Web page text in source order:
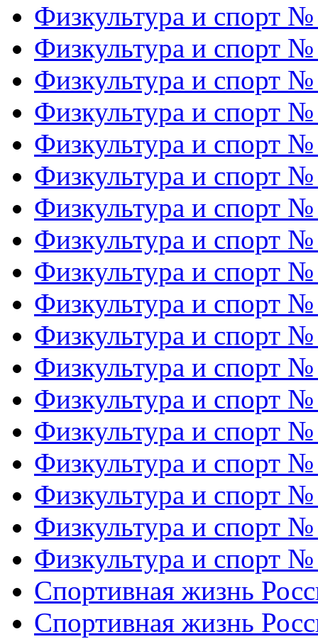
Физкультура и спорт
Физкультура и спорт
Физкультура и спорт
Физкультура и спорт
Физкультура и спорт
Физкультура и спорт
Физкультура и спорт
Физкультура и спорт
Физкультура и спорт
Физкультура и спорт
Физкультура и спорт
Физкультура и спорт
Физкультура и спорт
Физкультура и спорт
Физкультура и спорт
Физкультура и спорт
Физкультура и спорт
Физкультура и спорт
Спортивная жизнь
Спортивная жизнь